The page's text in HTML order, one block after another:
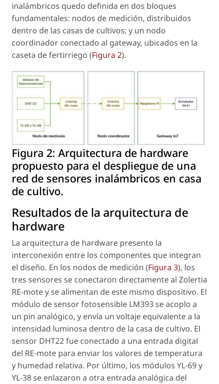
inalámbricos quedo definida en dos bloques
fundamentales: nodos de medición, distribuidos
dentro de las casas de cultivos; y un nodo
coordinador conectado al gateway, ubicados en la
caseta de fertirriego (Figura 2).
Figura 2: Arquitectura de hardware
propuesto para el despliegue de una
red de sensores inalámbricos en casa
de cultivo.
Resultados de la arquitectura de
hardware
La arquitectura de hardware presento la
interconexión entre los componentes que integran
el diseño. En los nodos de medición (Figura 3), los
tres sensores se conectaron directamente al Zolertia
RE-mote y se alimentan de este mismo dispositivo. El
módulo de sensor fotosensible LM393 se acoplo a
un pin analógico, y envía un voltaje equivalente a la
intensidad luminosa dentro de la casa de cultivo. El
sensor DHT22 fue conectado a una entrada digital
del RE-mote para enviar los valores de temperatura
y humedad relativa. Por último, los módulos YL-69 y
YL-38 se enlazaron a otra entrada analógica del